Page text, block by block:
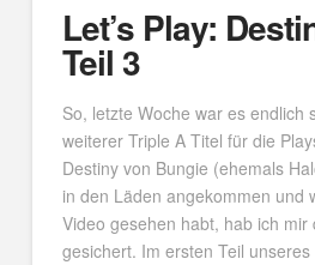
Let’s Play:
Teil 3
So, letzte Woche war es endlich
weiterer Triple A Titel für die
Destiny von Bungie (ehemals
in den Läden angekommen und
Video gesehen habt, hab ich mir
gesichert. Im ersten Teil unseres